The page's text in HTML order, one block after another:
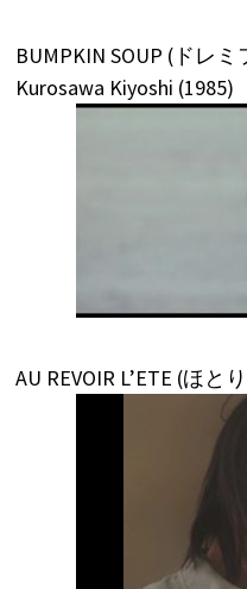
BUMPKIN SOUP (ドレ
Kurosawa Kiyoshi (1985)
AU REVOIR L’ETE (ほと